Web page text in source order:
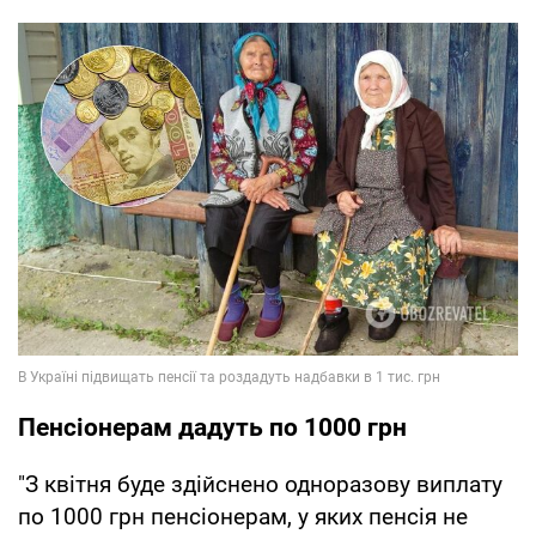
Пенсіонерам дадуть по 1000 грн
"З квітня буде здійснено одноразову виплату
по 1000 грн пенсіонерам, у яких пенсія не